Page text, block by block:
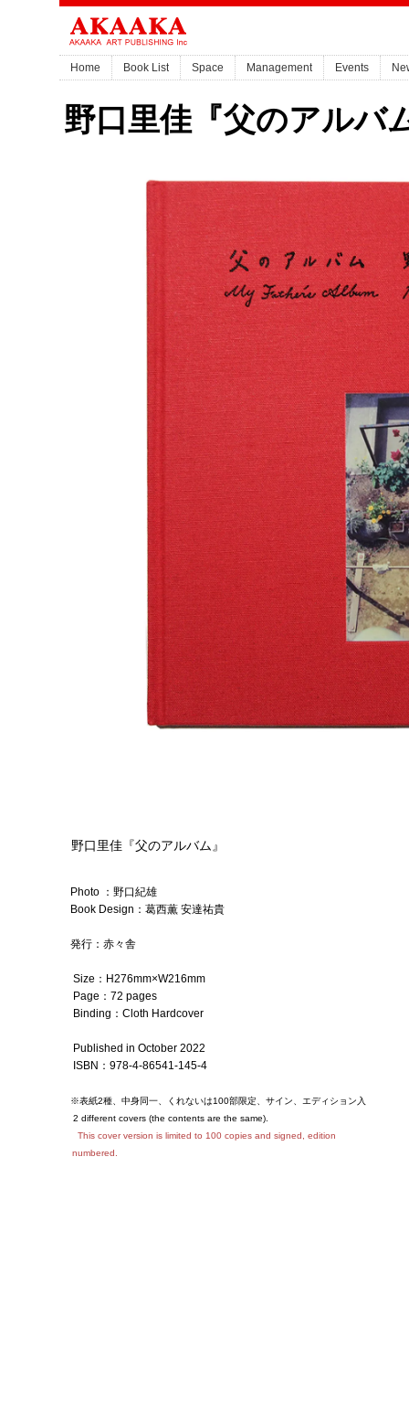
Home Book List Space Management Events
野口里佳『父のアルバ
野口里佳『父のアルバム』
Photo ：野口紀雄
Book Design ：葛西薫 安達祐貴
発行：赤々舎
Size：H276mm×W216mm
Page： 72 pages
Binding： Cloth Hardcover
Published in October 2022
ISBN ： 978-4-86541-145-4
※表紙2種、中身同一、くれないは100部限定、サイン、エディション入
2 different covers (the contents are the same).
This cover version is limited to 100 copies and signed, edition
numbered.